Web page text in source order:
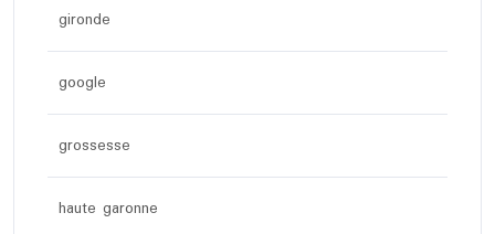
gironde
google
grossesse
haute garonne